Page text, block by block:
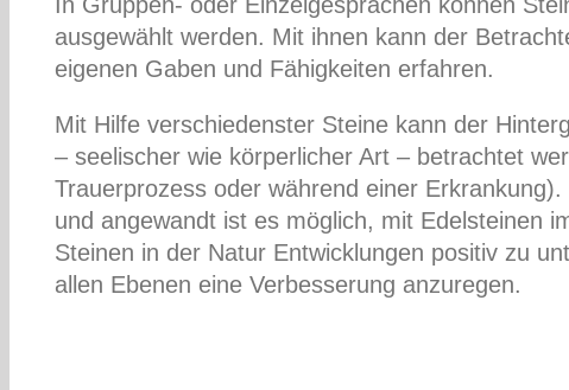
ausgewählt werden. Mit ihnen kann der
eigenen Gaben und Fähigkeiten erfahren.
Mit Hilfe verschiedenster Steine kann der
– seelischer wie körperlicher Art – betrachtet
Trauerprozess oder während einer
und angewandt ist es möglich, mit Edelsteinen
Steinen in der Natur Entwicklungen positiv zu
allen Ebenen eine Verbesserung anzuregen.